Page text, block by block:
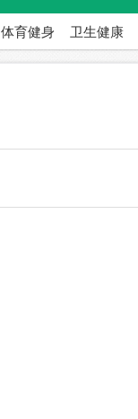
体育健身 卫生健康